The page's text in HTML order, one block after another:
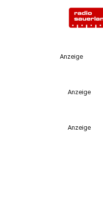
Anzeige
Anzeige
Anzeige